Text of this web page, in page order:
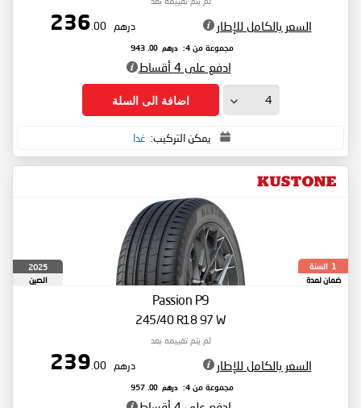
السعر بالكامل للإطار درهم 236
.00
مجموعة من 4: درهم 943
.00
ادفع على 4 أقساط
اضافة الى السلة
يمكن التركيب: غدا
1 السنة
ضمان لمدة
2025
الصين
Passion P9
245/40 R18 97 W
لم يتم تقييمه بعد
السعر بالكامل للإطار درهم 239
.00
مجموعة من 4: درهم 957
.00